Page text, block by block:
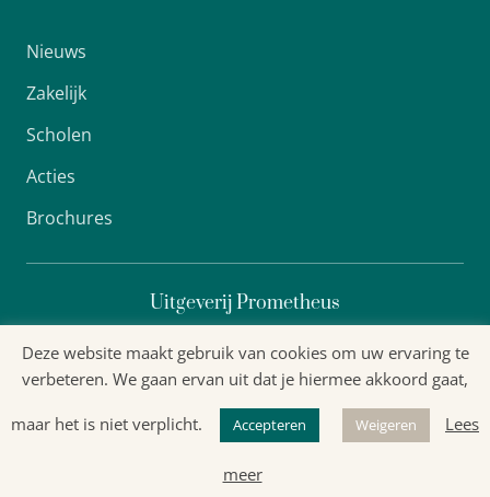
Nieuws
Zakelijk
Scholen
Acties
Brochures
Uitgeverij Prometheus
Privacyverklaring
Algemene voorwaarden
Deze website maakt gebruik van cookies om uw ervaring te
verbeteren. We gaan ervan uit dat je hiermee akkoord gaat,
maar het is niet verplicht. Accepteren Weigeren Lees
meer